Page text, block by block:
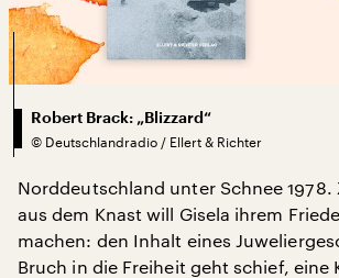
Robert Brack: „Blizzard“
© Deutschlandradio / Ellert & Richter
Norddeutschland unter Schnee 1978.
aus dem Knast will Gisela ihrem
machen: den Inhalt eines
Bruch in die Freiheit geht schief, eine